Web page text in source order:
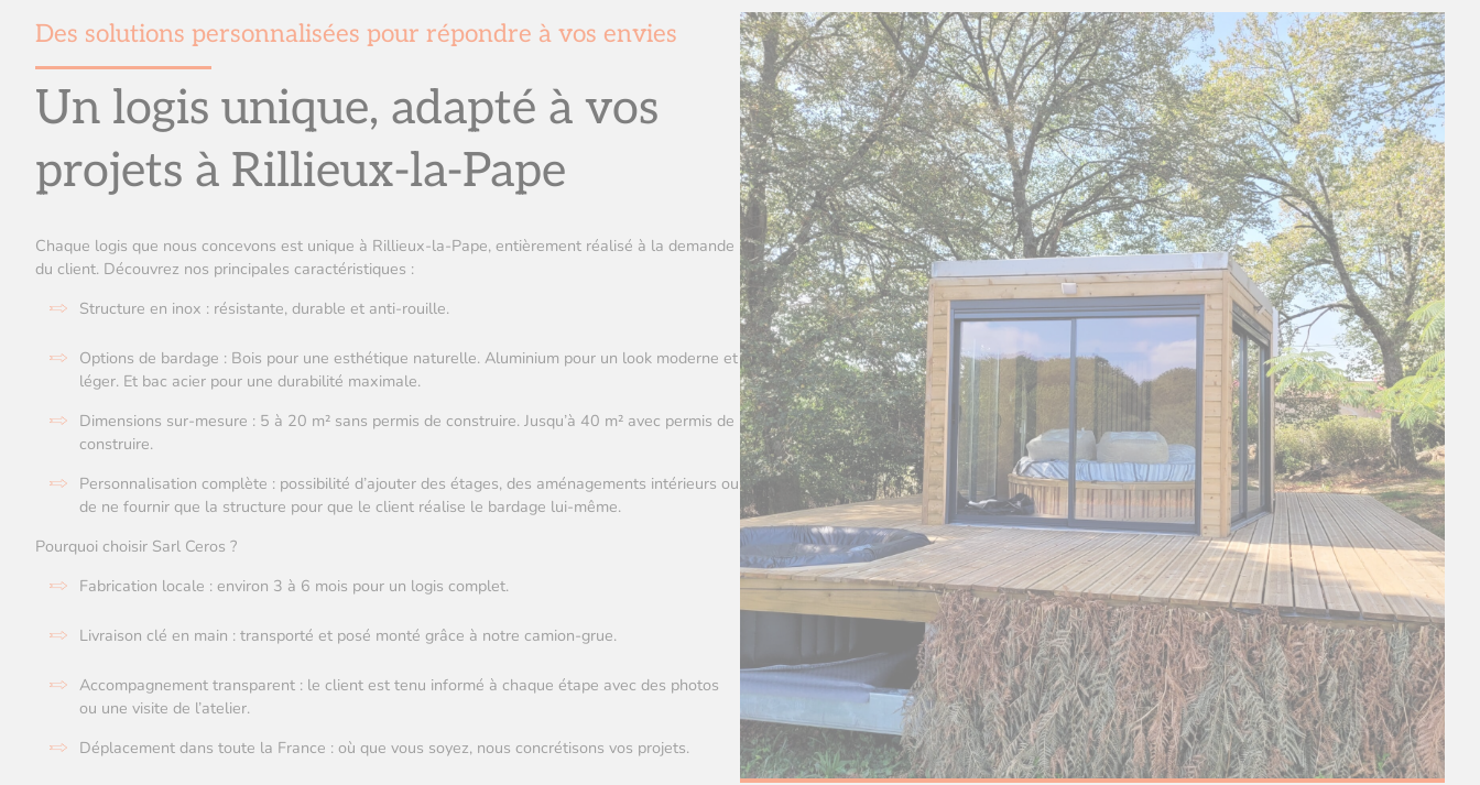
Des solutions personnalisées pour répondre à vos envies
Un logis unique, adapté à vos
projets à Rillieux-la-Pape
Chaque logis que nous concevons est unique à Rillieux-la-Pape, entièrement réalisé à la demande
du client. Découvrez nos principales caractéristiques :
Structure en inox : résistante, durable et anti-rouille.
Options de bardage : Bois pour une esthétique naturelle. Aluminium pour un look moderne et
léger. Et bac acier pour une durabilité maximale.
Dimensions sur-mesure : 5 à 20 m² sans permis de construire. Jusqu’à 40 m² avec permis de
construire.
Personnalisation complète : possibilité d’ajouter des étages, des aménagements intérieurs ou
de ne fournir que la structure pour que le client réalise le bardage lui-même.
Pourquoi choisir Sarl Ceros ?
Fabrication locale : environ 3 à 6 mois pour un logis complet.
Livraison clé en main : transporté et posé monté grâce à notre camion-grue.
Accompagnement transparent : le client est tenu informé à chaque étape avec des photos
ou une visite de l’atelier.
Déplacement dans toute la France : où que vous soyez, nous concrétisons vos projets.